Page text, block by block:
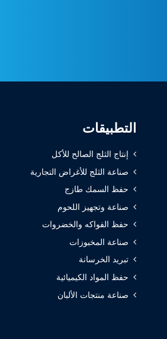
التطبيقات
إنتاج الثلج الصالح للأكل
صناعة الثلج للأغراض التجارية
حفظ السمك طازج
صناعة وتجهيز اللحوم
حفظ الفواكه والخضروات
صناعة المخبوزات
تبريد الخرسانة
حفظ المواد الكيميائية
صناعة منتجات الألبان